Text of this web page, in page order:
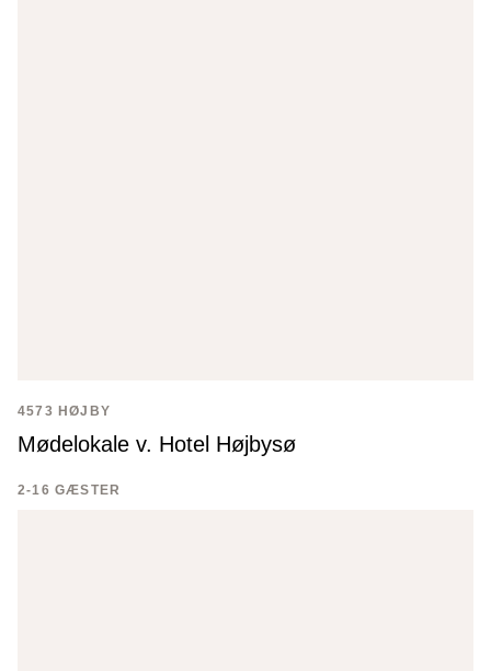
4573 HØJBY
Mødelokale v. Hotel Højbysø
2-16 GÆSTER